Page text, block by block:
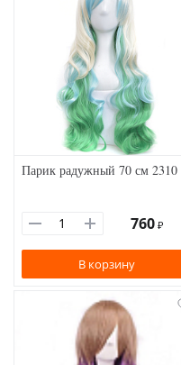
Парик радужный 70 см 2310
760 ₽
В корзину